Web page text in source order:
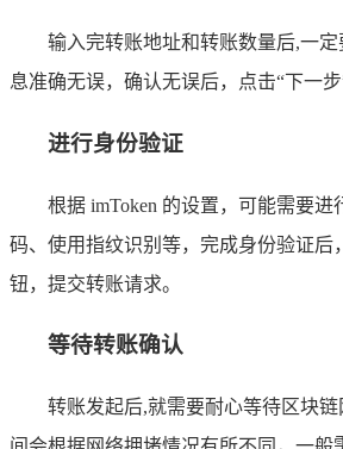
输入完转账地址和转账数量后,一
息准确无误，确认无误后，点击“下一步
进行身份验证
根据 imToken 的设置，可能需要
码、使用指纹识别等，完成身份验证后
钮，提交转账请求。
等待转账确认
转账发起后,就需要耐心等待区块